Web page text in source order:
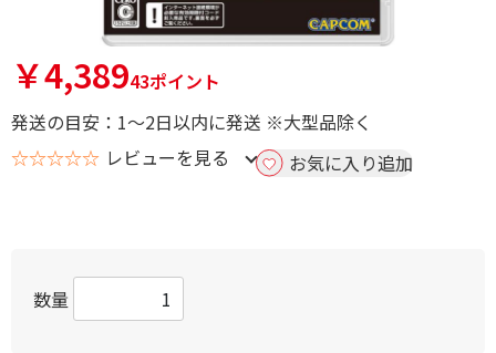
￥4,38943ポイント
発送の目安：1～2日以内に発送 ※大型品除く
☆☆☆☆☆ レビューを見る お気に入り追加
数量